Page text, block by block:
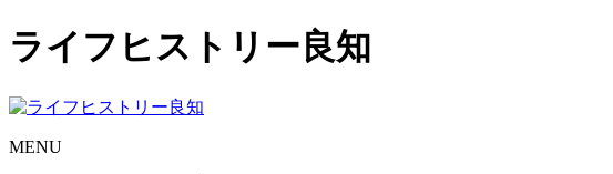
ライフヒストリー良知
MENU